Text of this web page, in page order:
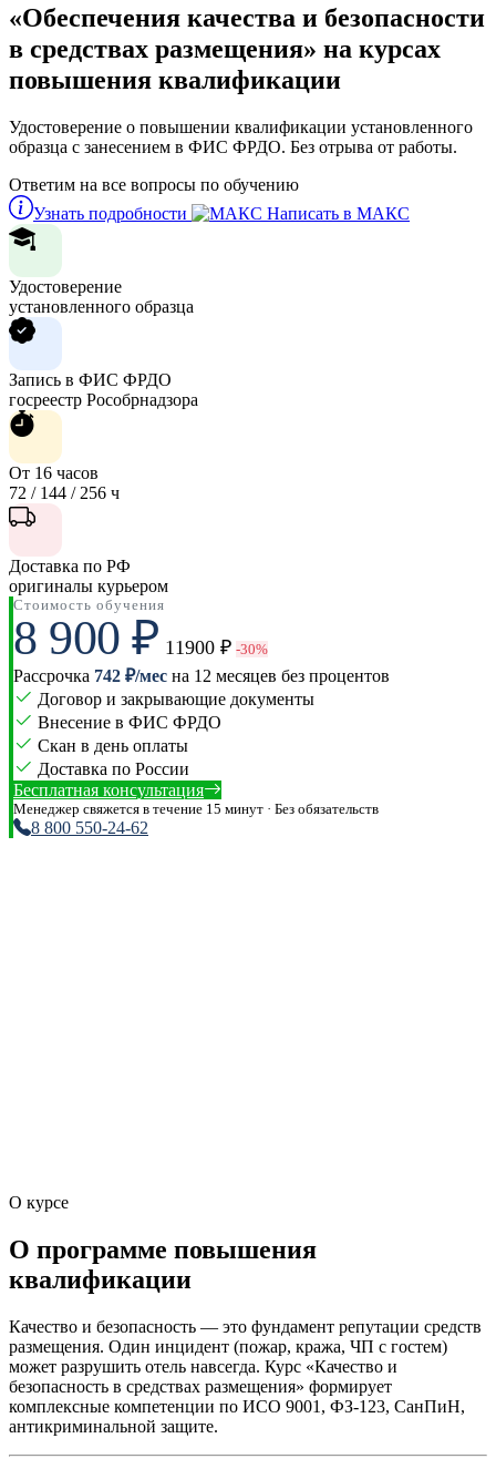
«Обеспечения качества и безопасности
в средствах размещения» на курсах
повышения квалификации
Удостоверение о повышении квалификации установленного
образца с занесением в ФИС ФРДО. Без отрыва от работы.
Ответим на все вопросы по обучению
Узнать подробности
Написать в МАКС
Удостоверение
установленного образца
Запись в ФИС ФРДО
госреестр Рособрнадзора
От 16 часов
72 / 144 / 256 ч
Доставка по РФ
оригиналы курьером
Стоимость обучения
8 900 ₽ 11900 ₽ -30%
Рассрочка 742 ₽/мес на 12 месяцев без процентов
Договор и закрывающие документы
Внесение в ФИС ФРДО
Скан в день оплаты
Доставка по России
Бесплатная консультация
Менеджер свяжется в течение 15 минут · Без обязательств
8 800 550-24-62
О курсе
О программе повышения
квалификации
Качество и безопасность — это фундамент репутации средств
размещения. Один инцидент (пожар, кража, ЧП с гостем)
может разрушить отель навсегда. Курс «Качество и
безопасность в средствах размещения» формирует
комплексные компетенции по ИСО 9001, ФЗ-123, СанПиН,
антикриминальной защите.